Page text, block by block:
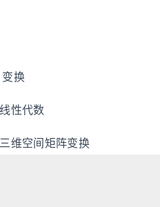
换
性代数
维空间矩阵变换